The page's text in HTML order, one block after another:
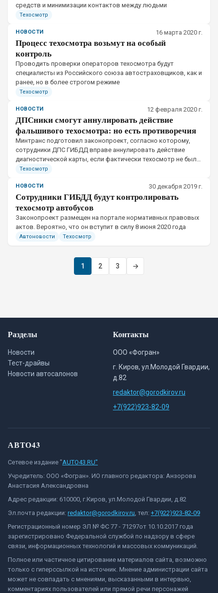
средств и минимизации контактов между людьми
Техосмотр
НОВОСТИ 16 марта 2020 г.
Процесс техосмотра возьмут на особый
контроль
​Проводить проверки операторов техосмотра будут
специалисты из Российского союза автостраховщиков, как и
ранее, но в более строгом режиме
Техосмотр
НОВОСТИ 12 февраля 2020 г.
ДПСники смогут аннулировать действие
фальшивого техосмотра: но есть противоречия
​Минтранс подготовил законопроект, согласно которому,
сотрудники ДПС ГИБДД вправе аннулировать действие
диагностической карты, если фактически техосмотр не был
пройдет
Техосмотр
НОВОСТИ 30 декабря 2019 г.
Сотрудники ГИБДД будут контролировать
техосмотр автобусов
Законопроект размещен на портале нормативных правовых
актов. Вероятно, что он вступит в силу 8 июня 2020 года
Автоновости Техосмотр
1 2 3 →
Разделы
Новости
Тест-драйвы
Новости автосалонов
Контакты
ООО «Фогран»
г. Киров, ул.Молодой Гвардии,
д.82
redaktor@gorodkirov.ru
+7(922)923-82-09
АВТО43
Сетевое издание "AUTO43.RU"
Учредитель: ООО «Фогран». ИО главного редактора: Анзорова
Анастасия Александровна
Адрес редакции: 610000, г.Киров, ул.Молодой Гвардии, д.82
Эл.почта редакции: redaktor@gorodkirov.ru, тел: +7(922)923-82-09
Регистрационный номер ЭЛ № ФС 77 - 71297от 10.10.2017 года
зарегистрировано Федеральной службой по надзору в сфере
связи, информационных технологий и массовых коммуникаций.
Полное или частичное цитирование материалов сайта, возможно
только с гиперссылкой на источник. Мнение администрации сайта
может не совпадать с мнениями, высказанными в интервью,
комментариях пользователей или прямой речи персонажей